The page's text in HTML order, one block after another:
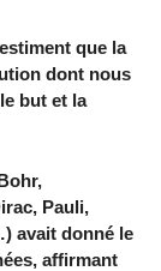
que la
dont nous
but et la
Pauli,
avait donné le
affirmant